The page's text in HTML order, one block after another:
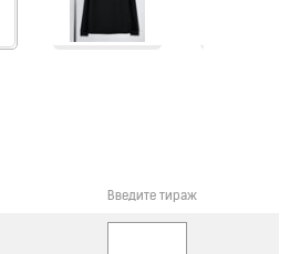
Введите тираж